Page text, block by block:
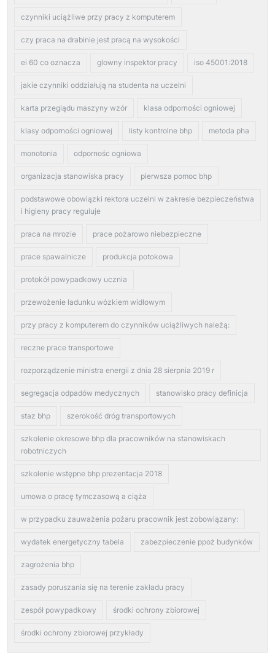
czynniki uciążliwe przy pracy z komputerem
czy praca na drabinie jest pracą na wysokości
ei 60 co oznacza glowny inspektor pracy iso 45001:2018
jakie czynniki oddziałują na studenta na uczelni
karta przeglądu maszyny wzór klasa odporności ogniowej
klasy odporności ogniowej listy kontrolne bhp metoda pha
monotonia odpornośc ogniowa
organizacja stanowiska pracy pierwsza pomoc bhp
podstawowe obowiązki rektora uczelni w zakresie bezpieczeństwa
i higieny pracy reguluje
praca na mrozie prace pożarowo niebezpieczne
prace spawalnicze produkcja potokowa
protokół powypadkowy ucznia
przewożenie ładunku wózkiem widłowym
przy pracy z komputerem do czynników uciążliwych należą:
reczne prace transportowe
rozporządzenie ministra energii z dnia 28 sierpnia 2019 r
segregacja odpadów medycznych stanowisko pracy definicja
staz bhp szerokość dróg transportowych
szkolenie okresowe bhp dla pracowników na stanowiskach
robotniczych
szkolenie wstępne bhp prezentacja 2018
umowa o pracę tymczasową a ciąża
w przypadku zauważenia pożaru pracownik jest zobowiązany:
wydatek energetyczny tabela zabezpieczenie ppoż budynków
zagrożenia bhp
zasady poruszania się na terenie zakładu pracy
zespół powypadkowy środki ochrony zbiorowej
środki ochrony zbiorowej przykłady